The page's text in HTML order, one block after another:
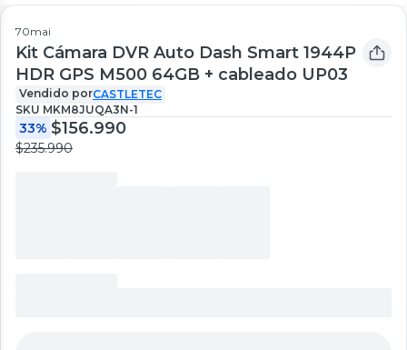
70mai
Kit Cámara DVR Auto Dash Smart 1944P
HDR GPS M500 64GB + cableado UP03
Vendido porCASTLETEC
SKU MKM8JUQA3N-1
33% $156.990
$235.990